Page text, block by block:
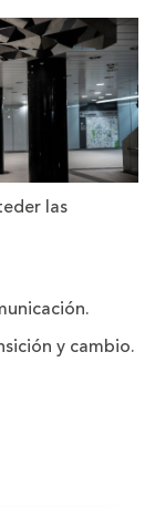
las
y cambio.